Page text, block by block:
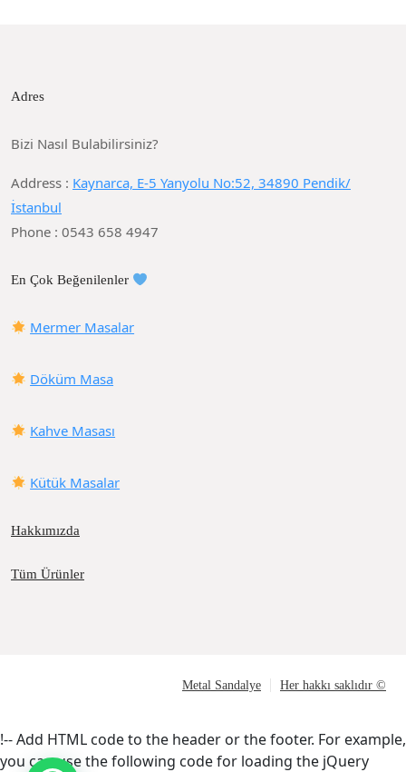
Adres
Bizi Nasıl Bulabilirsiniz?
Address : Kaynarca, E-5 Yanyolu No:52, 34890 Pendik/
İstanbul
Phone : 0543 658 4947
En Çok Beğenilenler
Mermer Masalar
Döküm Masa
Kahve Masası
Kütük Masalar
Hakkımızda
Tüm Ürünler
Metal Sandalye Her hakkı saklıdır ©
!-- Add HTML code to the header or the footer. For example,
you can use the following code for loading the jQuery